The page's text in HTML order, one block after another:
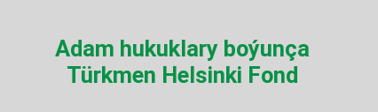
Adam hukuklary boýunça
Türkmen Helsinki Fond